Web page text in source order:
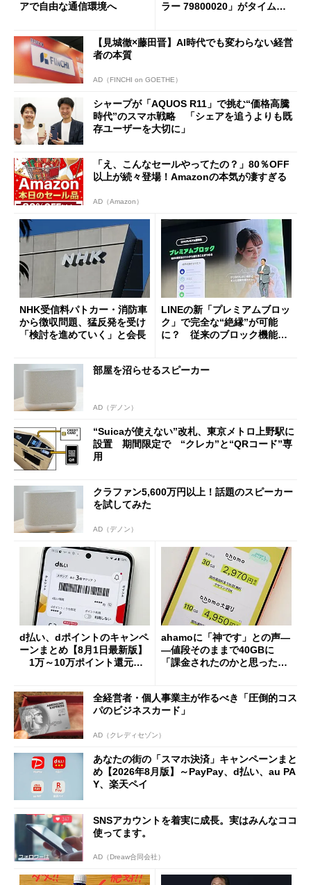
アで自由な通信環境へ
ラー 79800020」がタイムセ
【見城徹×藤田晋】AI時代でも変わらない経営
者の本質
AD（FINCHI on GOETHE）
シャープが「AQUOS R11」で挑む“価格高騰
時代”のスマホ戦略 「シェアを追うよりも既
存ユーザーを大切に」
「え、こんなセールやってたの？」80％OFF
以上が続々登場！Amazonの本気が凄すぎる
AD（Amazon）
NHK受信料パトカー・消防車
から徴収問題、猛反発を受け
「検討を進めていく」と会長
LINEの新「プレミアムブロッ
ク」で完全な“絶縁”が可能
に？ 従来のブロック機能と
部屋を沼らせるスピーカー
AD（デノン）
“Suicaが使えない”改札、東京メトロ上野駅に
設置 期間限定で “クレカ”と“QRコード”専
用
クラファン5,600万円以上！話題のスピーカー
を試してみた
AD（デノン）
d払い、dポイントのキャンペ
ーンまとめ【8月1日最新版】
1万～10万ポイント還元の
ahamoに「神です」との声―
―値段そのままで40GBに
「課金されたのかと思った」
全経営者・個人事業主が作るべき「圧倒的コス
パのビジネスカード」
AD（クレディセゾン）
あなたの街の「スマホ決済」キャンペーンまと
め【2026年8月版】～PayPay、d払い、au PA
Y、楽天ペイ
SNSアカウントを着実に成長。実はみんなココ
使ってます。
AD（Dreaw合同会社）